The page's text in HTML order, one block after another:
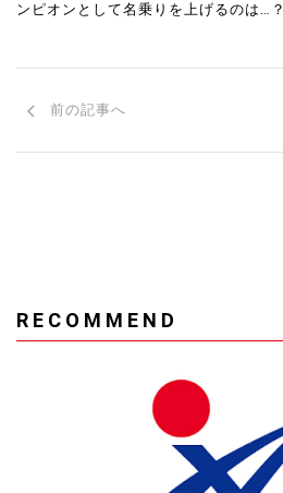
ンピオンとして名乗りを上げるのは…？
前の記事へ
RECOMMEND